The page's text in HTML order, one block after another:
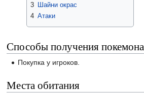
3
Шайни окрас
4 Атаки
Способы получения покемона
Покупка у игроков.
Места обитания